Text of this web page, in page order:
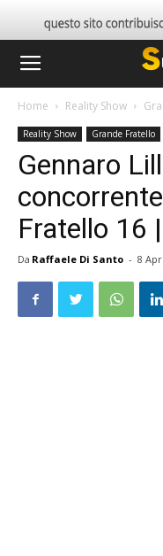
Home Reality Show
Reality Show Grande Fratello
Gennaro
Fratello 16
Da Raffaele Di Santo - 8